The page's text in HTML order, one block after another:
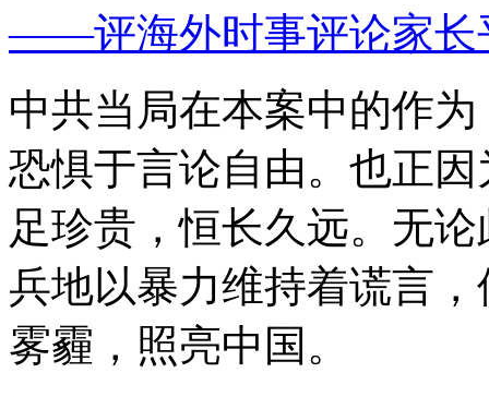
——评海外时事评论家长
中共当局在本案中的作
恐惧于言论自由。也正
足珍贵，恒长久远。无
兵地以暴力维持着谎言
雾霾，照亮中国。